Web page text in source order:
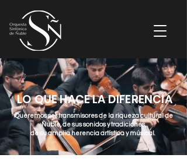
LO QUE HACE LA DIFERENCIA
Queremos ser transmisores de la riqueza cultural de
Ñuble, de sus sonidos y tradiciones,
de su amplia herencia artística y músical.